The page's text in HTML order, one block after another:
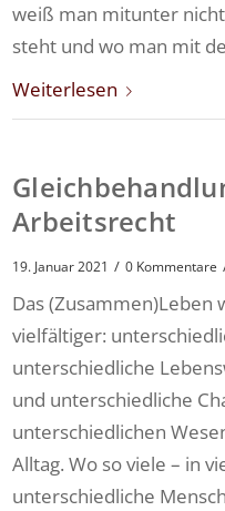
weiß man mitunter
steht und wo man mit
Weiterlesen
Arbeitsrecht
19. Januar 2021 / 0 Kommentare
Das
vielfältiger:
unterschiedliche
und unterschiedliche
unterschiedlichen
Alltag. Wo so viele – in
unterschiedliche